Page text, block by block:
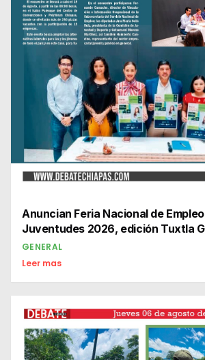
Anuncian Feria Nacional de
Juventudes 2026, edición Tuxtla
GENERAL
Leer mas